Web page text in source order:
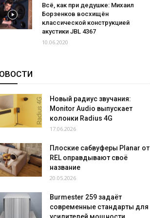
Всё, как при дедушке: Михаил
Борзенков восхищён
классической конструкцией
акустики JBL 4367
10.06.2020
Новый радиус звучания:
Monitor Audio выпускает
колонки Radius 4G
17.06.2026
Плоские сабвуферы Planar от
REL оправдывают своё
название
20.05.2026
Burmester 259 задаёт
современные стандарты для